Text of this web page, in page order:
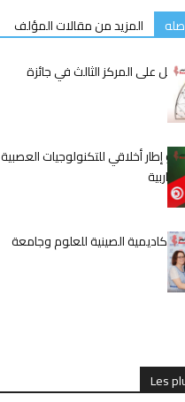
المزيد من مقالات المؤلف
على المركز الثالث في جائزة
إطار أخلاقي للتكنولوجيات العصبية
الصينية للعلوم وجامعة
Les